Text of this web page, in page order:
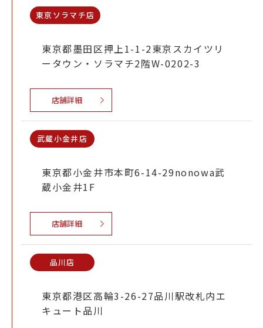
東京ソラマチ店
東京都墨田区押上1-1-2東京スカイツリ
ータウン・ソラマチ2階W-0202-3
店舗詳細
武蔵小金井店
東京都小金井市本町6-14-29nonowa武
蔵小金井1F
店舗詳細
品川店
東京都港区高輪3-26-27品川駅改札内エ
キュート品川